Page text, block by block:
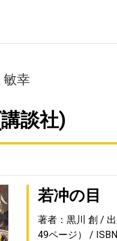
敏幸
談社)
若冲の目
著者：黒川 創
49ページ）